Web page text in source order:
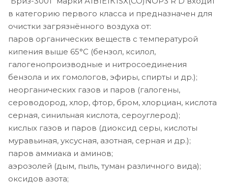
в категорию первого класса и предназначен для
очистки загрязнённого воздуха от:
паров органических веществ с температурой
кипения выше 65°С (бензол, ксилол,
галогенопроизводные и нитросоединения
бензола и их гомологов, эфиры, спирты и др.);
неорганических газов и паров (галогены,
сероводород, хлор, фтор, бром, хлорциан, кислота
серная, синильная кислота, сероуглерод);
кислых газов и паров (диоксид серы, кислоты
муравьиная, уксусная, азотная, серная и др.);
паров аммиака и аминов;
аэрозолей (дым, пыль, туман различного вида);
оксидов азота;